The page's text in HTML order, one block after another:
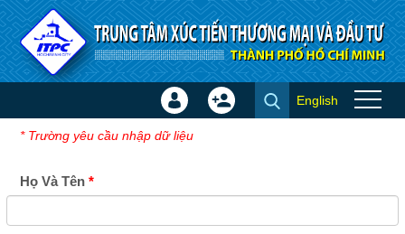
Truy cập nội dung luôn
Đăng ký nhận sự kiện
Đăng
Tạo
English
* Trường yêu cầu nhập dữ liệu
Họ Và Tên